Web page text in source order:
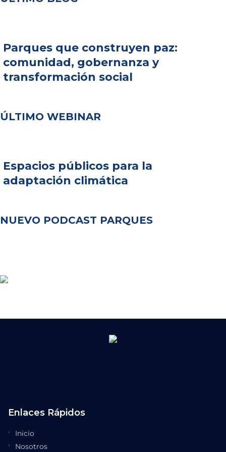
Parques que construyen paz:
comunidad, gobernanza y
transformación social
ÚLTIMO WEBINAR
Espacios públicos para la
adaptación climática
NUEVO PODCAST PARQUES
Enlaces Rápidos
Inicio
Nosotros